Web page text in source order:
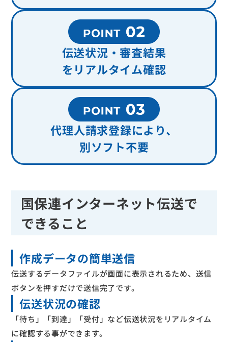
伝送状況・審査結果
をリアルタイム確認
代理人請求登録により、
別ソフト不要
国保連インターネット伝送で
できること
作成データの簡単送信
伝送するデータファイルが画面に表示されるため、送信
ボタンを押すだけで送信完了です。
伝送状況の確認
「待ち」「到達」「受付」など伝送状況をリアルタイム
に確認する事ができます。